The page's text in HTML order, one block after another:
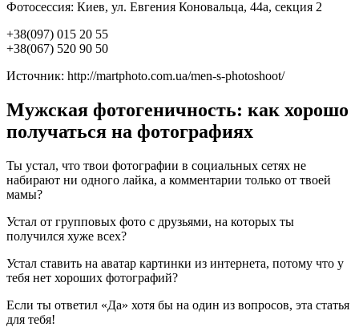
Фотосессия: Киев, ул. Евгения Коновальца, 44а, секция 2
+38(097) 015 20 55
+38(067) 520 90 50
Источник: http://martphoto.com.ua/men-s-photoshoot/
Мужская фотогеничность: как хорошо
получаться на фотографиях
Ты устал, что твои фотографии в социальных сетях не
набирают ни одного лайка, а комментарии только от твоей
мамы?
Устал от групповых фото с друзьями, на которых ты
получился хуже всех?
Устал ставить на аватар картинки из интернета, потому что у
тебя нет хороших фотографий?
Если ты ответил «Да» хотя бы на один из вопросов, эта статья
для тебя!